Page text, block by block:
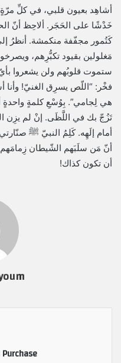
أشاهِد بعيون قلبي، في كلِّ
خَدْشًا على الحَجَر. ألاحِظ أنّ
كَتُمور مجفّفة منكمشة. أنظرُ إلى
مَغلولين بقيود تكبُّرِهم،
ستموت قلوبُهم ولن يشعروا
فخْر: “اللّص يسرِق الغنيّ! وأنا
هي لِجامي”. بِوُسْعِ كلمةٍ
تَزُجّ بك في اللَّظَى. إنْ لم يزِن
أمام إلَهِه. كَلِمُ النبيّ ﷺ
أنّ مَن سلَبَهم الشّيطان
أن تكون كذاك!